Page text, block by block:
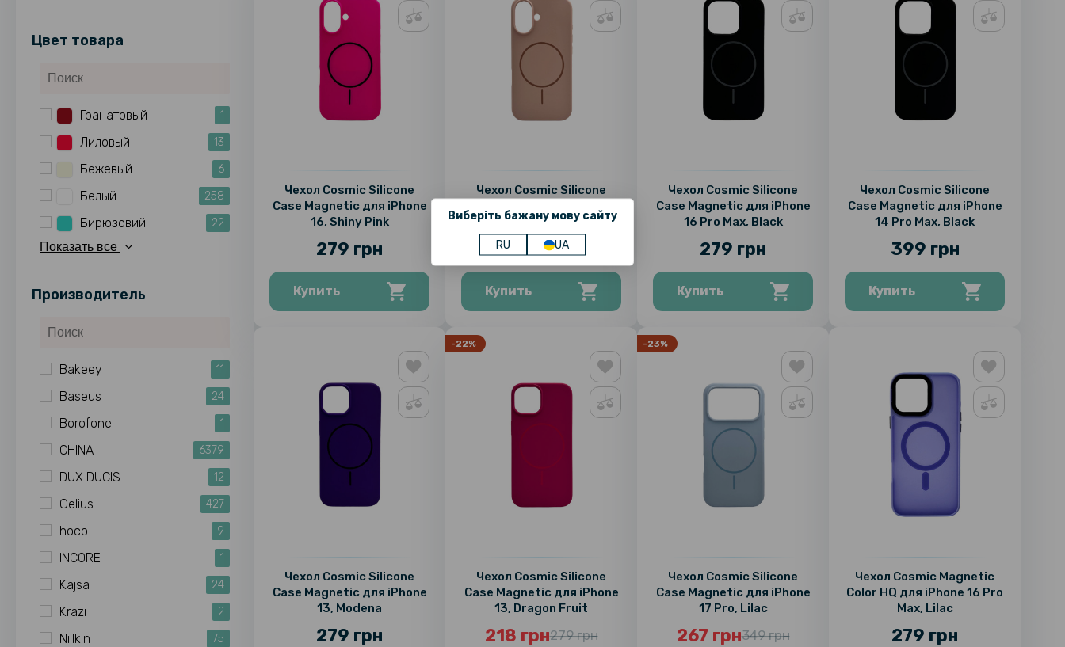
Виберіть бажану мову сайту
RU UA
Цвет товара
Гранатовый 1
Лиловый 13
Бежевый 6
Белый 258
Бирюзовий
22
Показать все
Производитель
Bakeey 11
Baseus 24
Borofone 1
CHINA 6379
DUX DUCIS 12
Gelius 427
hoco 9
INCORE 1
Kajsa 24
Krazi 2
Nillkin 75
Чехол Cosmic Silicone
Case Magnetic для iPhone
16, Shiny Pink
279 грн
Купить
Чехол Cosmic Silicone
16, Pink Sand
279 грн
Купить
Чехол Cosmic Silicone
Case Magnetic для iPhone
16 Pro Max, Black
279 грн
Купить
Чехол Cosmic Silicone
Case Magnetic для iPhone
14 Pro Max, Black
399 грн
Купить
Чехол Cosmic Silicone
Case Magnetic для iPhone
13, Modena
279 грн
-22%
Чехол Cosmic Silicone
Case Magnetic для iPhone
13, Dragon Fruit
218 грн279 грн
-23%
Чехол Cosmic Silicone
Case Magnetic для iPhone
17 Pro, Lilac
267 грн349 грн
Чехол Cosmic Magnetic
Color HQ для iPhone 16 Pro
Max, Lilac
279 грн